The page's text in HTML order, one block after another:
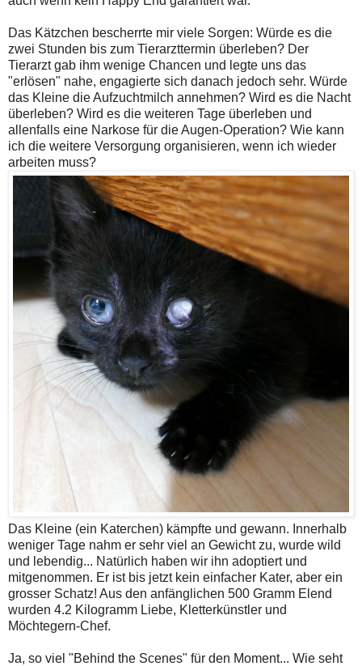
Das Kätzchen bescherrte mir viele Sorgen: Würde es die
zwei Stunden bis zum Tierarzttermin überleben? Der
Tierarzt gab ihm wenige Chancen und legte uns das
"erlösen" nahe, engagierte sich danach jedoch sehr. Würde
das Kleine die Aufzuchtmilch annehmen? Wird es die Nacht
überleben? Wird es die weiteren Tage überleben und
allenfalls eine Narkose für die Augen-Operation? Wie kann
ich die weitere Versorgung organisieren, wenn ich wieder
arbeiten muss?
Das Kleine (ein Katerchen) kämpfte und gewann. Innerhalb
weniger Tage nahm er sehr viel an Gewicht zu, wurde wild
und lebendig... Natürlich haben wir ihn adoptiert und
mitgenommen. Er ist bis jetzt kein einfacher Kater, aber ein
grosser Schatz! Aus den anfänglichen 500 Gramm Elend
wurden 4.2 Kilogramm Liebe, Kletterkünstler und
Möchtegern-Chef.
Ja, so viel "Behind the Scenes" für den Moment... Wie seht